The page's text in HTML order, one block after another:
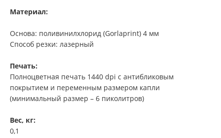
Материал:
Основа: поливинилхлорид (Gorlaprint) 4 мм
Способ резки: лазерный
Печать:
Полноцветная печать 1440 dpi с антибликовым
покрытием и переменным размером капли
(минимальный размер – 6 пиколитров)
Вес, кг:
0,1